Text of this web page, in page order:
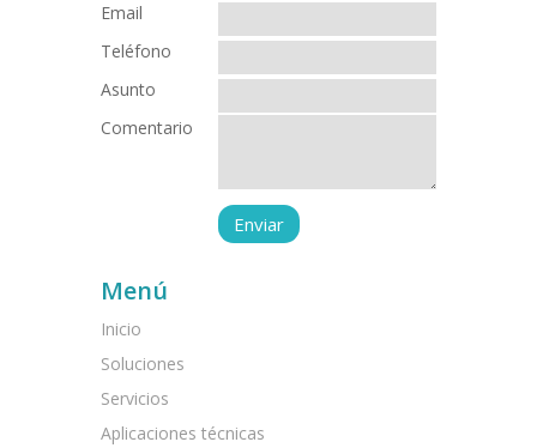
Email
Teléfono
Asunto
Comentario
Menú
Inicio
Soluciones
Servicios
Aplicaciones técnicas